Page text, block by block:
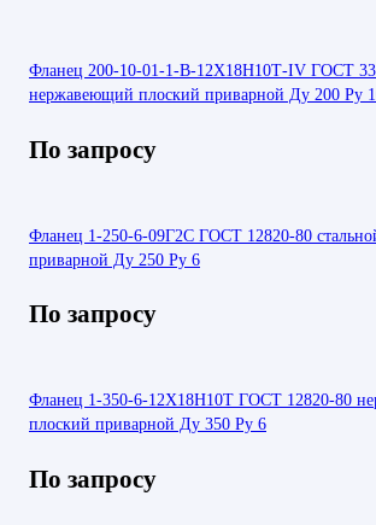
Фланец 200-10-01-1-В-12Х18Н10Т-IV ГОСТ
нержавеющий плоский приварной Ду 200 Ру
По запросу
Фланец 1-250-6-09Г2С ГОСТ 12820-80
приварной Ду 250 Ру 6
По запросу
Фланец 1-350-6-12Х18Н10Т ГОСТ 12820-80
плоский приварной Ду 350 Ру 6
По запросу